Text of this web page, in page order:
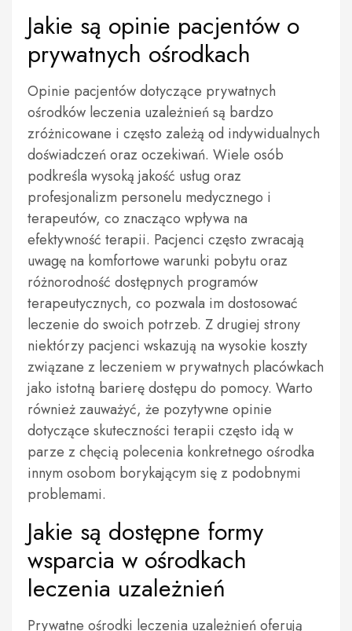
Jakie są opinie pacjentów o
prywatnych ośrodkach
Opinie pacjentów dotyczące prywatnych
ośrodków leczenia uzależnień są bardzo
zróżnicowane i często zależą od indywidualnych
doświadczeń oraz oczekiwań. Wiele osób
podkreśla wysoką jakość usług oraz
profesjonalizm personelu medycznego i
terapeutów, co znacząco wpływa na
efektywność terapii. Pacjenci często zwracają
uwagę na komfortowe warunki pobytu oraz
różnorodność dostępnych programów
terapeutycznych, co pozwala im dostosować
leczenie do swoich potrzeb. Z drugiej strony
niektórzy pacjenci wskazują na wysokie koszty
związane z leczeniem w prywatnych placówkach
jako istotną barierę dostępu do pomocy. Warto
również zauważyć, że pozytywne opinie
dotyczące skuteczności terapii często idą w
parze z chęcią polecenia konkretnego ośrodka
innym osobom borykającym się z podobnymi
problemami.
Jakie są dostępne formy
wsparcia w ośrodkach
leczenia uzależnień
Prywatne ośrodki leczenia uzależnień oferują